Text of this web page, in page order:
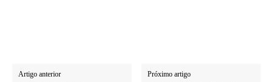
Artigo anterior Próximo artigo